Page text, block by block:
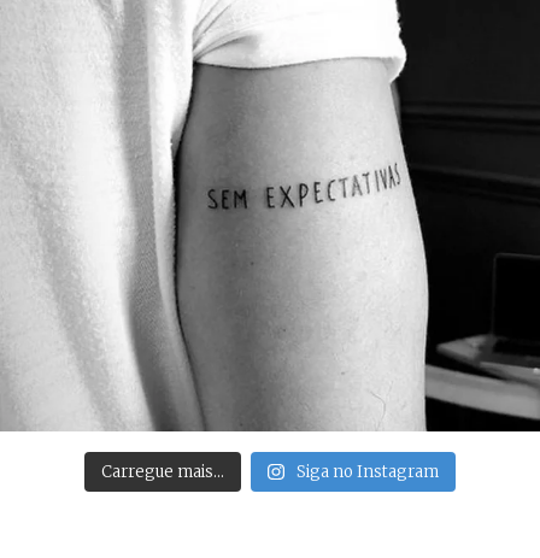
Carregue mais… Siga no Instagram